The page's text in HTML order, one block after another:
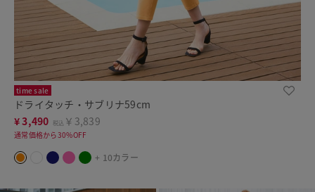
time sale
ドライタッチ・サブリナ59cm
¥3,490 税込 ￥3,839
通常価格から30%OFF
+ 10カラー